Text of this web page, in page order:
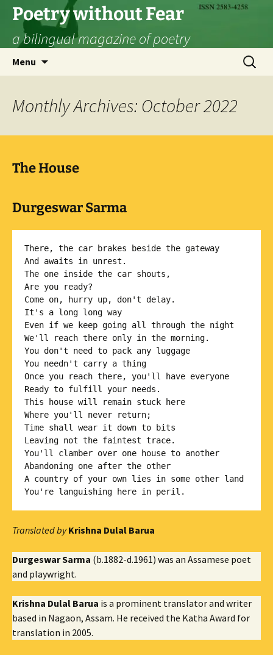
Skip
content
Poetry without Fear
a bilingual magazine of poetry
Menu
Search
for:
Monthly Archives: October 2022
The House
Durgeswar Sarma
There, the car brakes beside the gateway
And awaits in unrest.
The one inside the car shouts,
Are you ready?
Come on, hurry up, don't delay.
It's a long long way
Even if we keep going all through the night
We'll reach there only in the morning.
You don't need to pack any luggage
You needn't carry a thing
Once you reach there, you'll have everyone
Ready to fulfill your needs.
This house will remain stuck here
Where you'll never return;
Time shall wear it down to bits
Leaving not the faintest trace.
You'll clamber over one house to another
Abandoning one after the other
A country of your own lies in some other land
Translated by Krishna Dulal Barua
Durgeswar Sarma (b.1882-d.1961) was an Assamese poet
and playwright.
Krishna Dulal Barua is a prominent translator and writer
based in Nagaon, Assam. He received the Katha Award for
translation in 2005.